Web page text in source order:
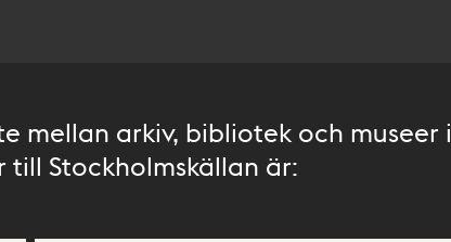
mellan arkiv, bibliotek och museer i
Stockholmskällan är: